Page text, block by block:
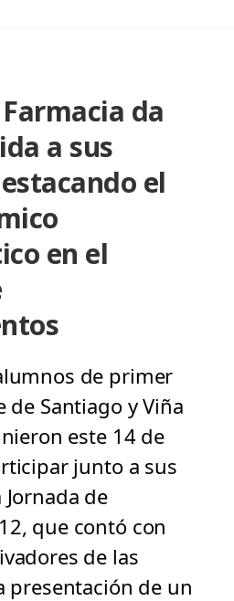
da
a sus
el
en el
de primer
de Santiago y Viña
este 14 de
junto a sus
de
que contó con
de las
presentación de un